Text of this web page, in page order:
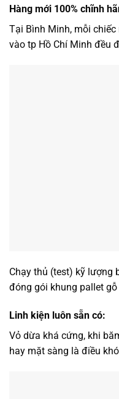
Hàng mới 100% chĩnh
Tại Bình Minh, mỗi
vào tp Hồ Chí Minh đều
Chạy thủ (test) kỹ lượng
đóng gói khung pallet
Linh kiện luôn sẵn có:
Vỏ dừa khá cứng, khi
hay mặt sàng là điều